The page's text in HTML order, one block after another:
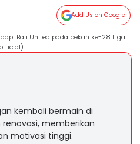
Add Us on Google
Bali United pada pekan ke-28 Liga 1
kembali bermain di
memberikan
motivasi tinggi.